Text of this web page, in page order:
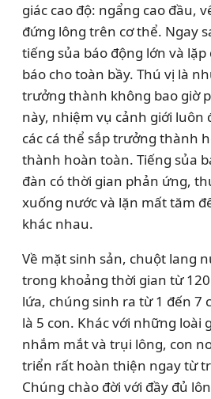
giác cao độ: ngẩng cao đầu,
đứng lông trên cơ thể. Ngay
tiếng sủa báo động lớn và
báo cho toàn bầy. Thú vị là
trưởng thành không bao giờ
này, nhiệm vụ cảnh giới luôn
các cá thể sắp trưởng thành
thành hoàn toàn. Tiếng sủa
đàn có thời gian phản ứng,
xuống nước và lặn mất tăm
khác nhau.
Về mặt sinh sản, chuột lang
trong khoảng thời gian từ
lứa, chúng sinh ra từ 1 đến 7
là 5 con. Khác với những loài
nhắm mắt và trụi lông, con
triển rất hoàn thiện ngay từ
Chúng chào đời với đầy đủ